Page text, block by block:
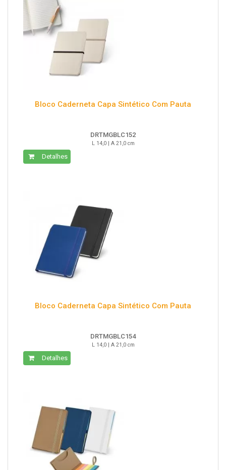
Bloco Caderneta Capa Sintético Com Pauta
DRTMGBLC152
L 14,0 | A 21,0 cm
Detalhes
Bloco Caderneta Capa Sintético Com Pauta
DRTMGBLC154
L 14,0 | A 21,0 cm
Detalhes